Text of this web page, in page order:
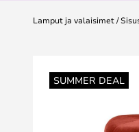
Lamput ja valaisimet
SUMMER DEAL